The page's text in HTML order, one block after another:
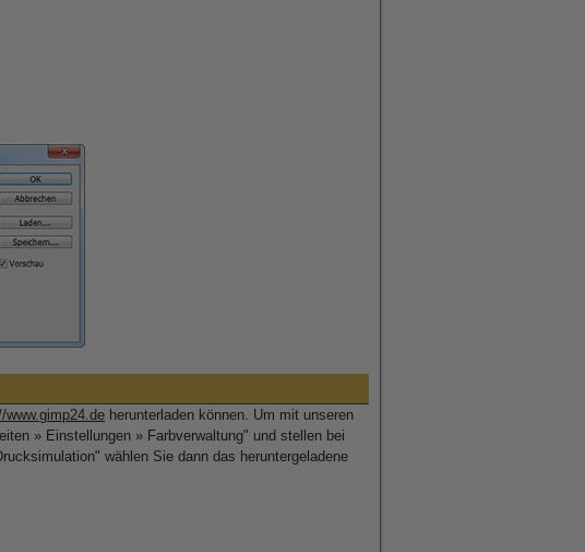
www.gimp24.de herunterladen können. Um mit unseren
» Einstellungen » Farbverwaltung" und stellen bei
wählen Sie dann das heruntergeladene